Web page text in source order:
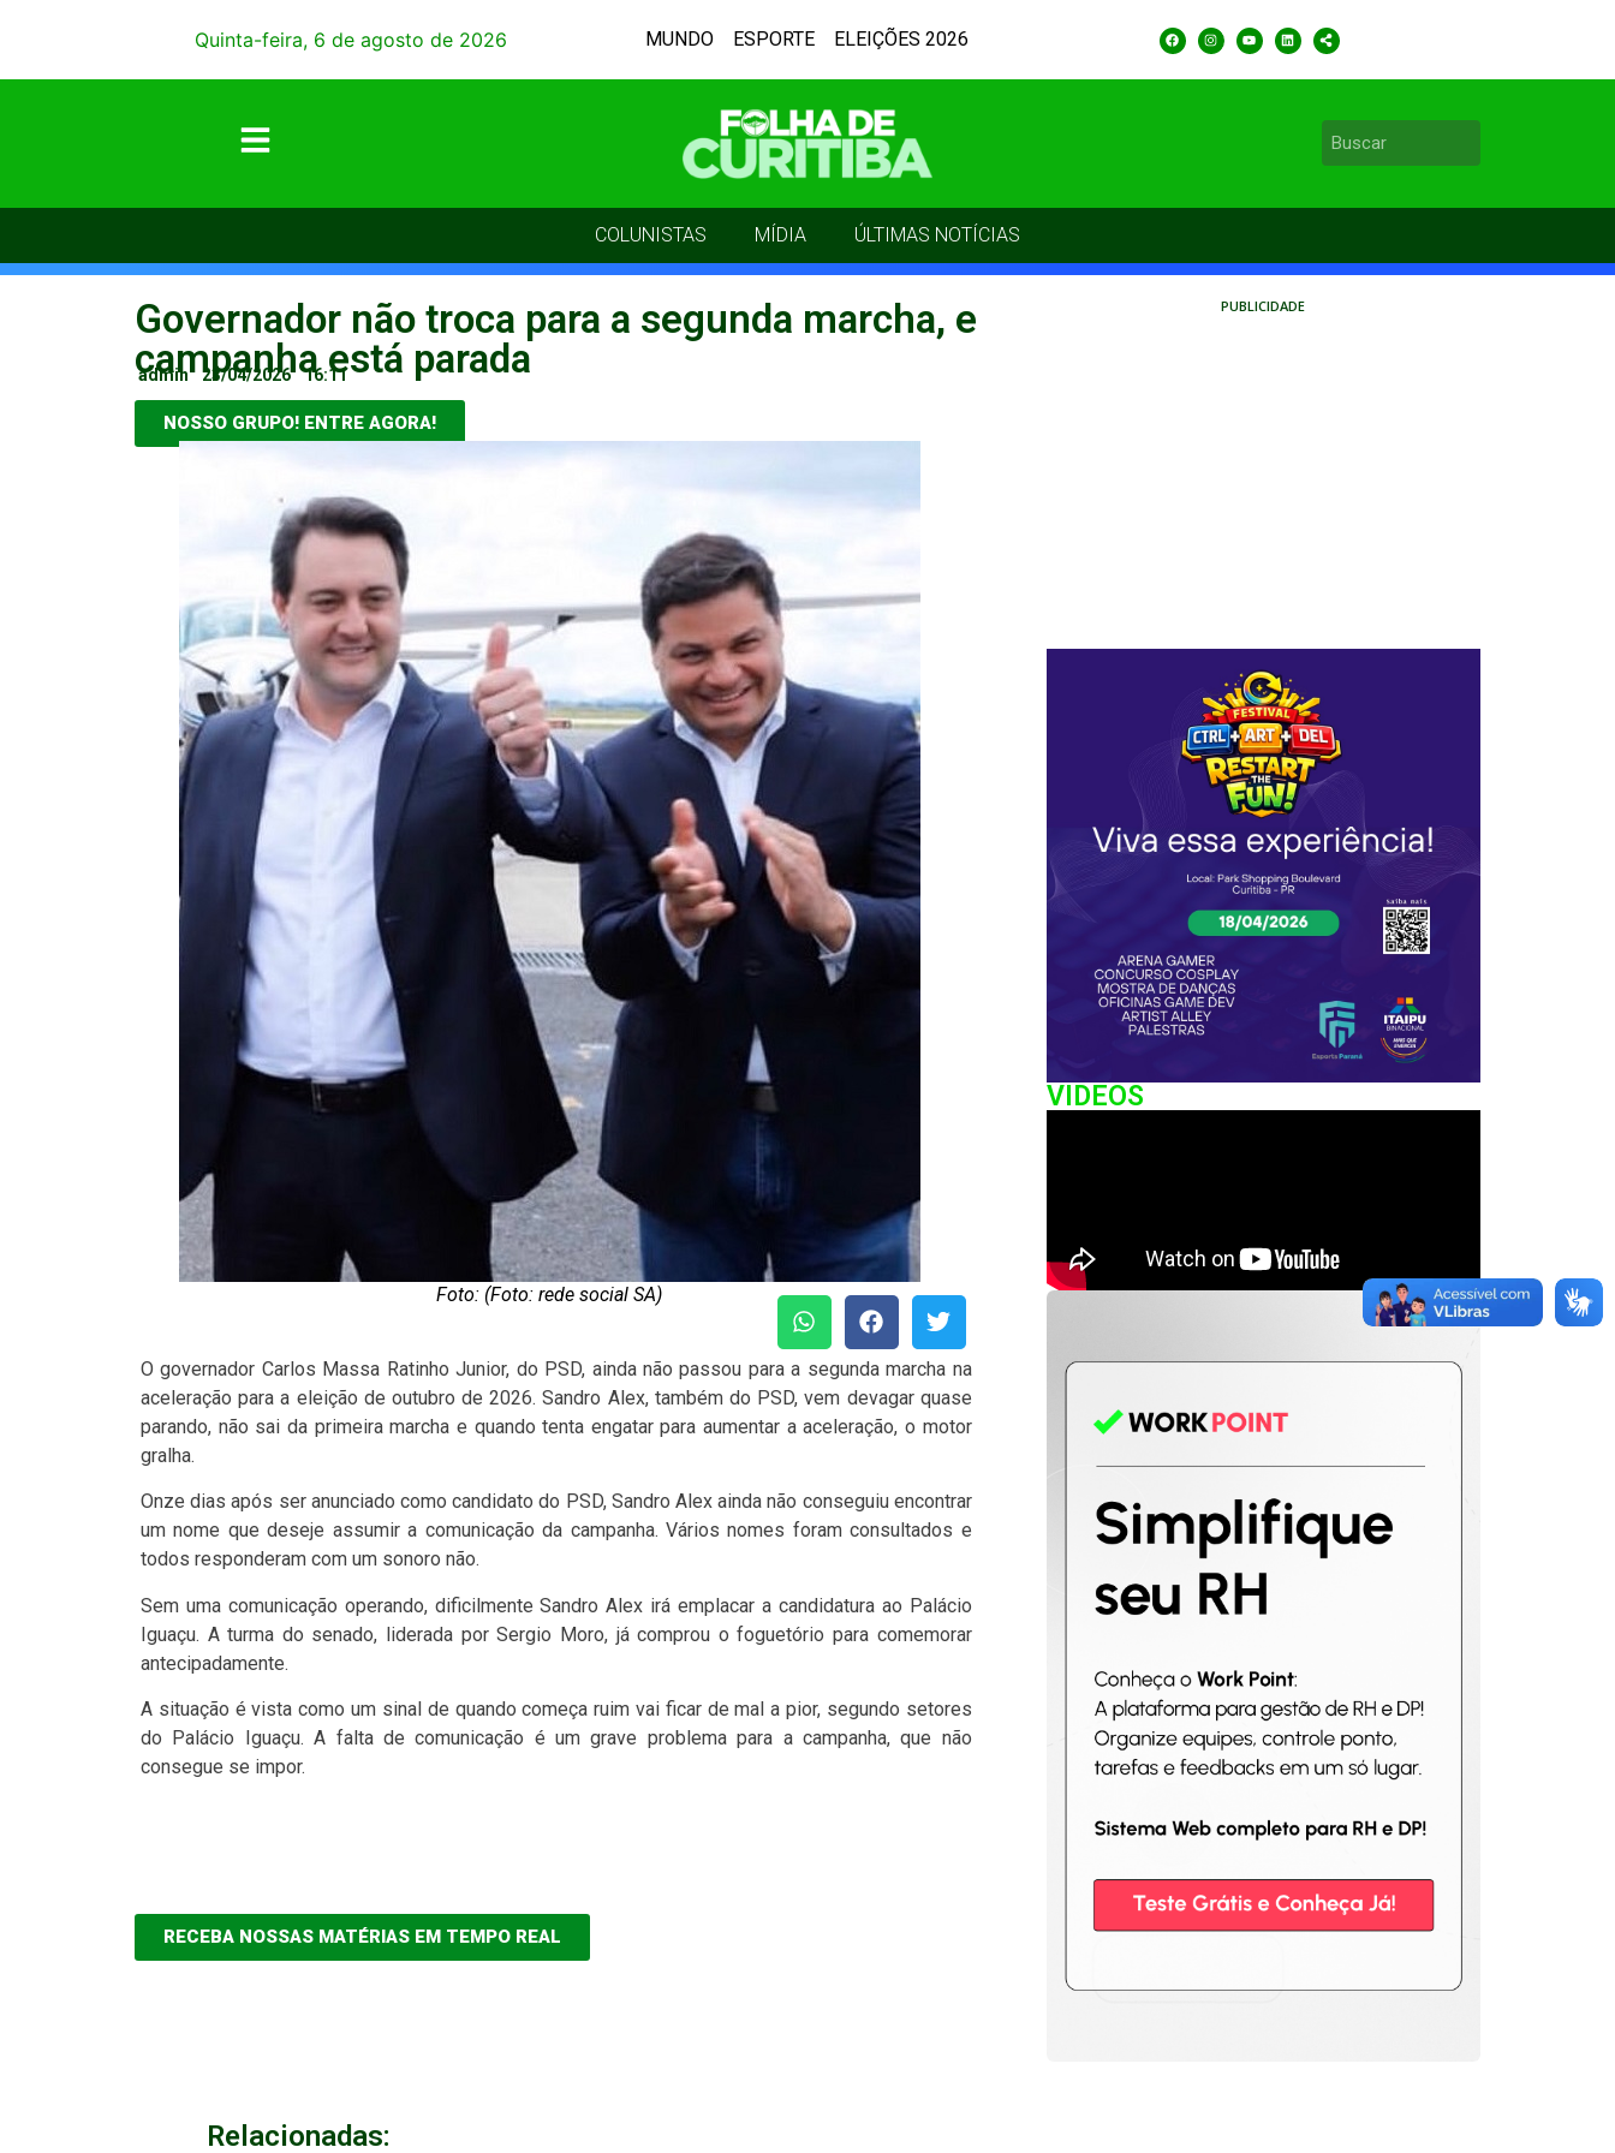
Quinta-feira, 6 de agosto de 2026 MUNDO ESPORTE ELEIÇÕES 2026
COLUNISTAS MÍDIA ÚLTIMAS NOTÍCIAS
Governador não troca para a segunda marcha, e
campanha está parada
admin 23/04/2026 16:11
NOSSO GRUPO! ENTRE AGORA!
Foto: (Foto: rede social SA)
O governador Carlos Massa Ratinho Junior, do PSD, ainda não passou para a segunda marcha na
aceleração para a eleição de outubro de 2026. Sandro Alex, também do PSD, vem devagar quase
parando, não sai da primeira marcha e quando tenta engatar para aumentar a aceleração, o motor
gralha.
Onze dias após ser anunciado como candidato do PSD, Sandro Alex ainda não conseguiu encontrar
um nome que deseje assumir a comunicação da campanha. Vários nomes foram consultados e
todos responderam com um sonoro não.
Sem uma comunicação operando, dificilmente Sandro Alex irá emplacar a candidatura ao Palácio
Iguaçu. A turma do senado, liderada por Sergio Moro, já comprou o foguetório para comemorar
antecipadamente.
A situação é vista como um sinal de quando começa ruim vai ficar de mal a pior, segundo setores
do Palácio Iguaçu. A falta de comunicação é um grave problema para a campanha, que não
consegue se impor.
RECEBA NOSSAS MATÉRIAS EM TEMPO REAL
PUBLICIDADE
VIDEOS
Relacionadas: